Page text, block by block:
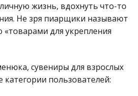
жизнь, вдохнуть что-то
Не зря пиарщики называют
для укрепления
сувениры для взрослых
пользователей: